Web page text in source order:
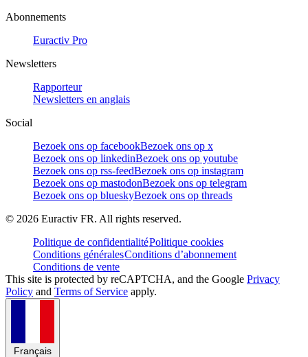
Abonnements
Euractiv Pro
Newsletters
Rapporteur
Newsletters en anglais
Social
Bezoek ons op facebookBezoek ons op x
Bezoek ons op linkedinBezoek ons op youtube
Bezoek ons op rss-feedBezoek ons op instagram
Bezoek ons op mastodonBezoek ons op telegram
Bezoek ons op blueskyBezoek ons op threads
© 2026 Euractiv FR. All rights reserved.
Politique de confidentialitéPolitique cookies
Conditions généralesConditions d’abonnement
Conditions de vente
This site is protected by reCAPTCHA, and the Google Privacy
Policy and Terms of Service apply.
Français